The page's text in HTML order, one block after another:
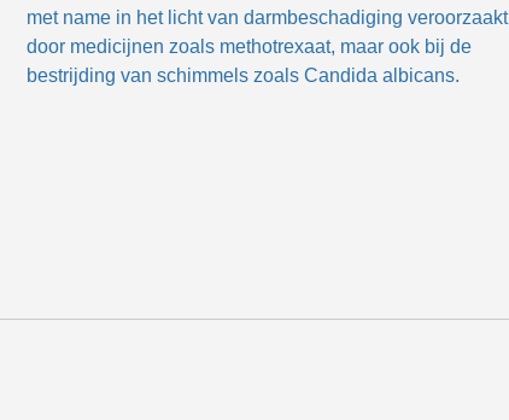
met name in het licht van darmbeschadiging veroorzaakt
door medicijnen zoals methotrexaat, maar ook bij de
bestrijding van schimmels zoals Candida albicans.